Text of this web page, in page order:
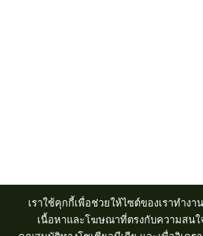
เราใช้คุกกี้เพื่อช่วยให้ไซต์ของเราทำงา
เนื้อหาและโฆษณาที่ตรงกับความสนใ